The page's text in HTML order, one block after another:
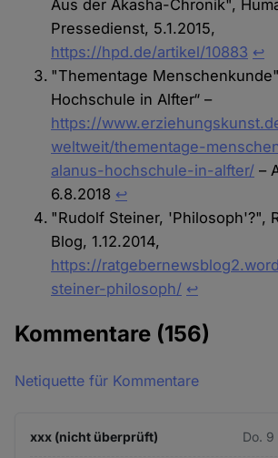
Aus der Akasha-Chronik",
Pressedienst, 5.1.2015,
https://hpd.de/artikel/10883 ↩︎
"Thementage
Hochschule in Alfter“ –
https://
weltweit/thementage-
alanus-hochschule-in-alfter/ –
6.8.2018 ↩︎
"Rudolf Steiner, 'Philosoph'?",
Blog, 1.12.2014,
https://
steiner-philosoph/ ↩︎
Kommentare (156)
Netiquette für Kommentare
xxx (nicht überprüft) Do. 9